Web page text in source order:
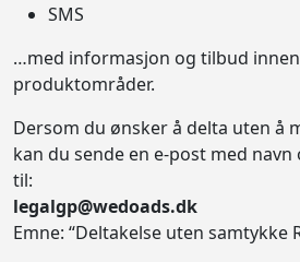
SMS
…med informasjon og tilbud
produktområder.
Dersom du ønsker å delta uten å
kan du sende en e-post med
til:
legalgp@wedoads.dk
Emne: “Deltakelse uten samtykke